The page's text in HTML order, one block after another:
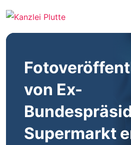
von Ex-
Supermarkt